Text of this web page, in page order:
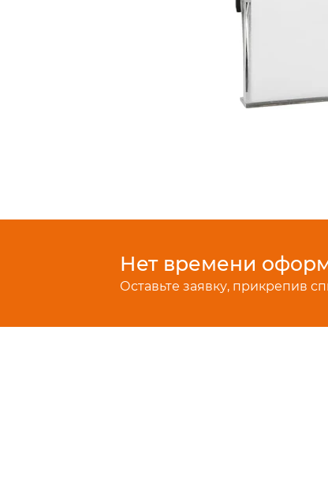
Нет времени
Оставьте заявку, прикрепив